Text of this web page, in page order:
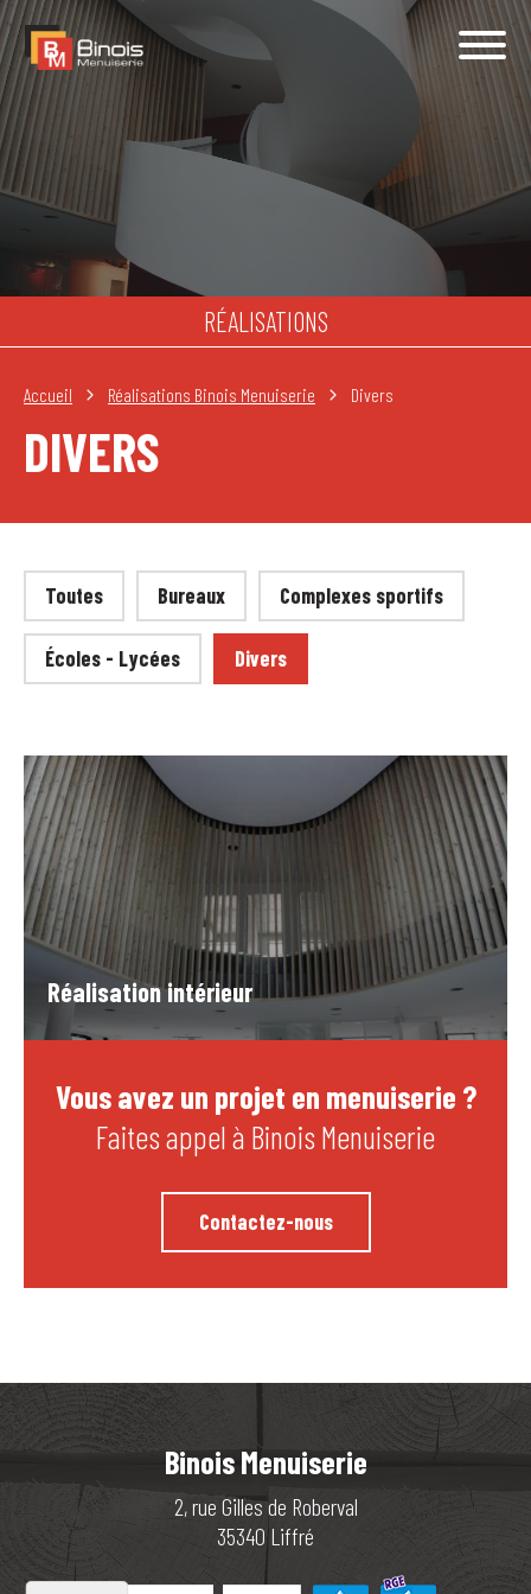
Aller au contenu principal
Menu : MainMenu : Top
Accueil Réalisations Binois Menuiserie Divers
DIVERS
RÉALISATIONS
Toutes Bureaux Complexes sportifs
Écoles - Lycées Divers
Réalisation intérieur
Vous avez un projet en menuiserie ?
Faites appel à Binois Menuiserie
Contactez-nous
Binois Menuiserie
2, rue Gilles de Roberval
35340 Liffré